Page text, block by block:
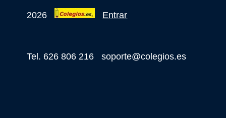
2026 Entrar
Tel. 626 806 216 soporte@colegios.es